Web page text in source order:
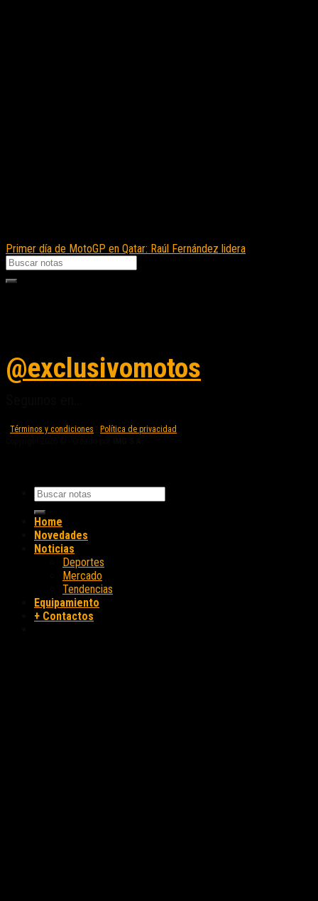
Primer día de MotoGP en Qatar: Raúl Fernández lidera
@exclusivomotos
Términos y condiciones
Política de privacidad
Home
Novedades
Noticias
Deportes
Mercado
Tendencias
Equipamiento
+ Contactos